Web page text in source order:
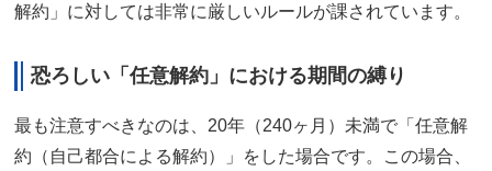
解約」に対しては非常に厳しいルールが課されています。
恐ろしい「任意解約」における期間の縛り
最も注意すべきなのは、20年（240ヶ月）未満で「任意解
約（自己都合による解約）」をした場合です。この場合、